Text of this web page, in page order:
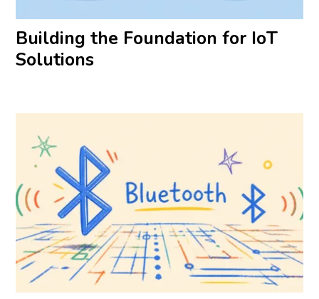
Building the Foundation for IoT
Solutions